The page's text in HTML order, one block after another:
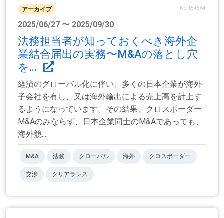
アーカイブ No.154564
2025/06/27 〜 2025/09/30
法務担当者が知っておくべき海外企
業結合届出の実務〜M&Aの落とし穴
を...
経済のグローバル化に伴い、多くの日本企業が海外
子会社を有し、又は海外輸出による売上高を計上す
るようになっています。その結果、クロスボーダー
M&Aのみならず、日本企業同士のM&Aであっても、
海外競...
M&A 法務 グローバル 海外 クロスボーダー
交渉 クリアランス